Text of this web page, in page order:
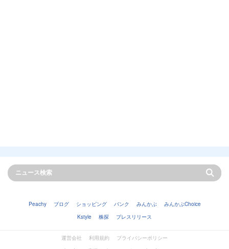
Peachy ブログ ショッピング バンク みんかぶ
みんかぶChoice
Kstyle
株探 プレスリリース
運営会社 利用規約
プライバシーポリシー